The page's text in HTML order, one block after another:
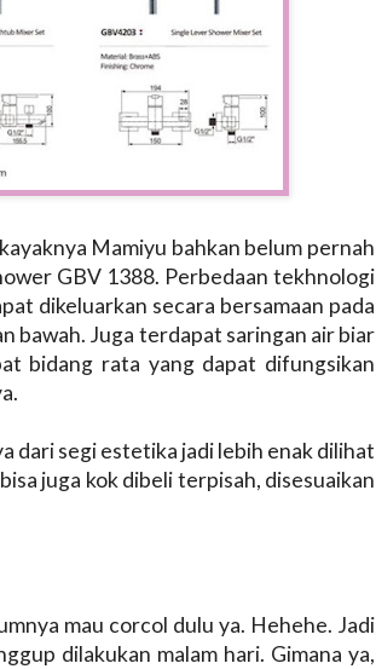
Mamiyu bahkan belum pernah
GBV 1388. Perbedaan tekhnologi
dikeluarkan secara bersamaan pada
bawah. Juga terdapat saringan air biar
bidang rata yang dapat difungsikan
dari segi estetika jadi lebih enak dilihat
juga kok dibeli terpisah, disesuaikan
mau corcol dulu ya. Hehehe. Jadi
dilakukan malam hari. Gimana ya,